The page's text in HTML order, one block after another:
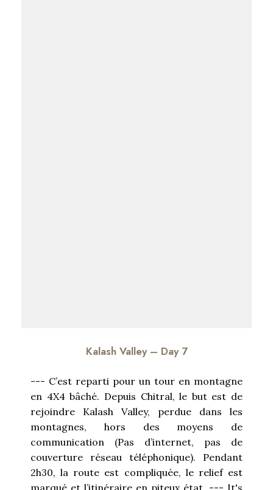
Kalash Valley – Day 7
--- C’est reparti pour un tour en montagne
en 4X4 bâché. Depuis Chitral, le but est de
rejoindre Kalash Valley, perdue dans les
montagnes, hors des moyens de
communication (Pas d’internet, pas de
couverture réseau téléphonique). Pendant
2h30, la route est compliquée, le relief est
marqué et l’itinéraire en piteux état. --- It's